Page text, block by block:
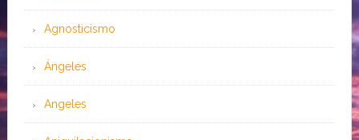
Agnosticismo
Ángeles
Angeles